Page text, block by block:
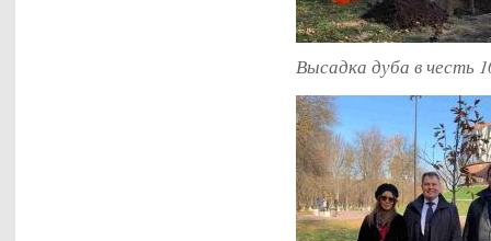
Высадка дуба в честь